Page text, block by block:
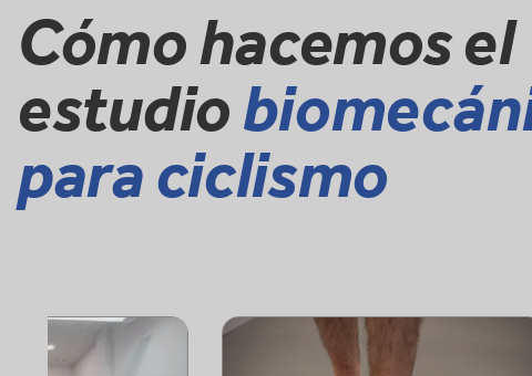
Cómo hacemos el
estudio
para ciclismo